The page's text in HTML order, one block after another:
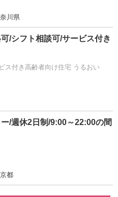
川県
/シフト相談可/サービス付き
ス付き高齢者向け住宅 うるおい
/週休2日制/9:00～22:00の間
都